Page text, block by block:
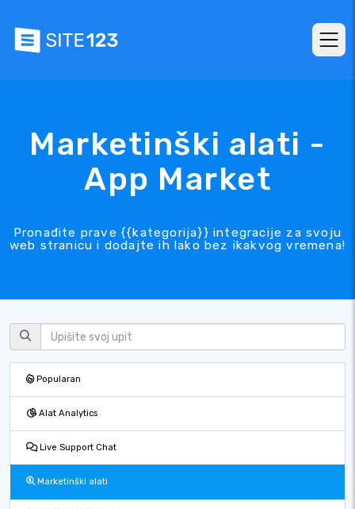
Marketinški alati -
App Market
Pronađite prave {{kategorija}} integracije za svoju
web stranicu i dodajte ih lako bez ikakvog vremena!
Popularan
Alat Analytics
Live Support Chat
Marketinški alati